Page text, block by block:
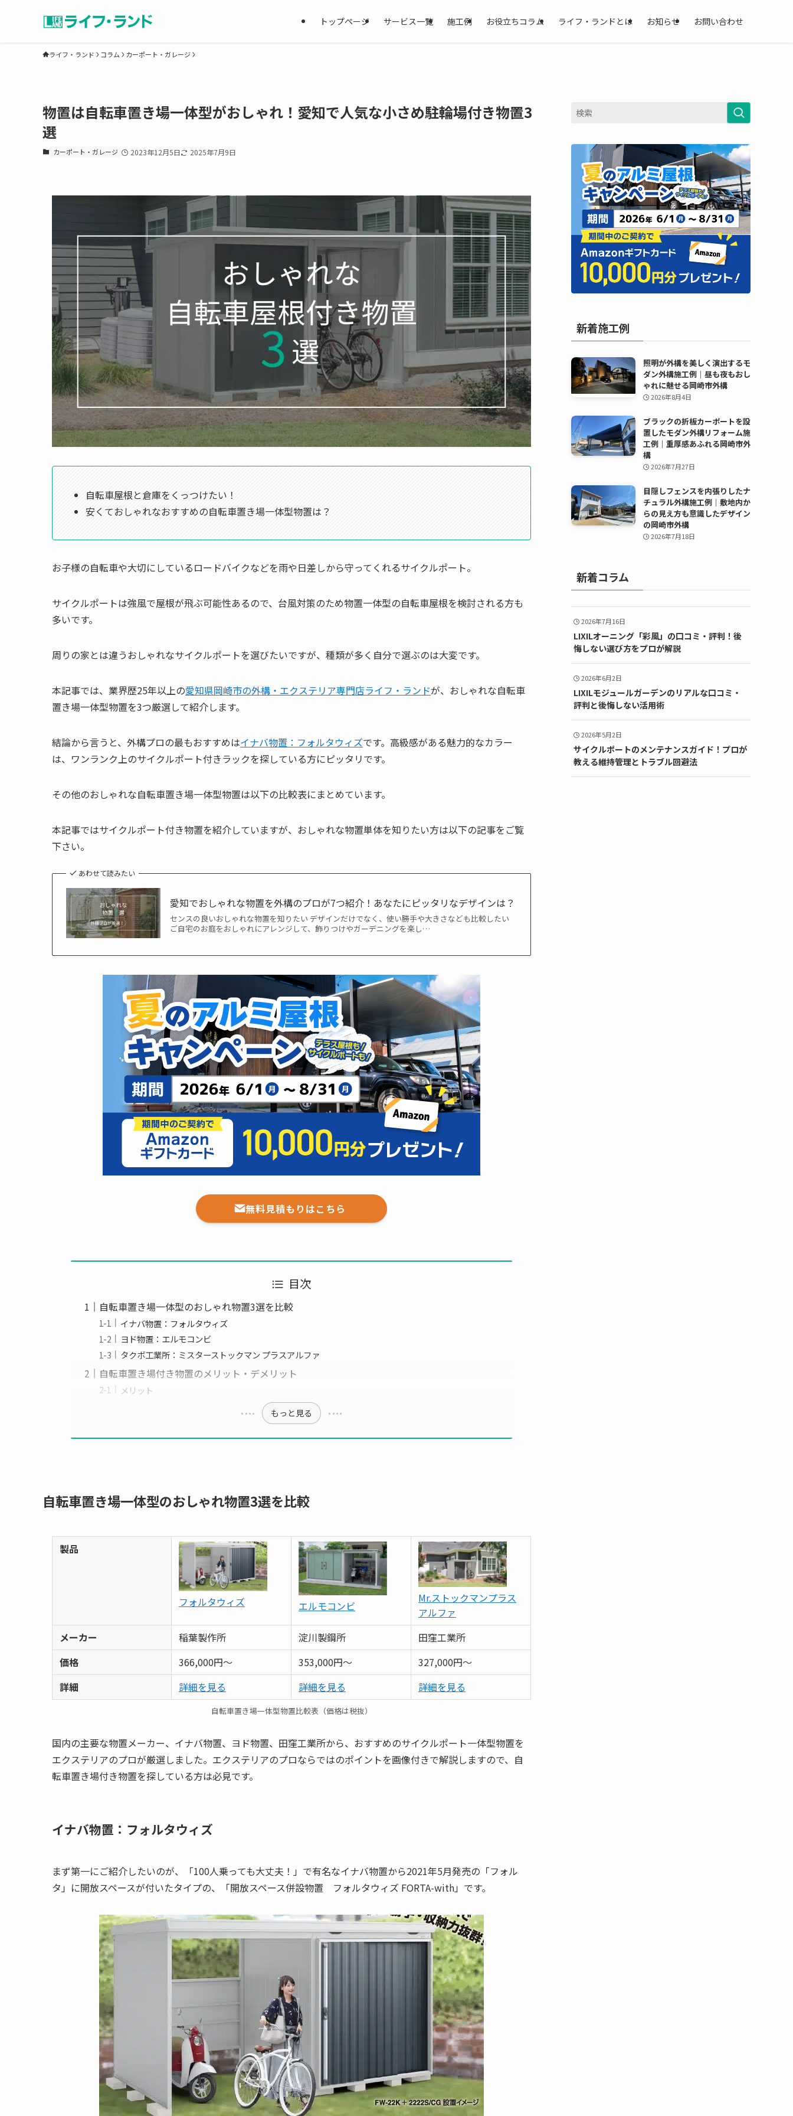
トップページ サービス一覧 施工例 お役立ちコラム ライフ・ランドとは お知らせ お問い合わせ
ライフ・ランド コラム カーポート・ガレージ
物置は自転車置き場一体型がおしゃれ！愛知で人気な小さめ駐輪場付き物置3
選
カーポート・ガレージ 2023年12月5日 2025年7月9日
自転車屋根と倉庫をくっつけたい！
安くておしゃれなおすすめの自転車置き場一体型物置は？
お子様の自転車や大切にしているロードバイクなどを雨や日差しから守ってくれるサイクルポート。
サイクルポートは強風で屋根が飛ぶ可能性あるので、台風対策のため物置一体型の自転車屋根を検討される方も
多いです。
周りの家とは違うおしゃれなサイクルポートを選びたいですが、種類が多く自分で選ぶのは大変です。
本記事では、業界歴25年以上の愛知県岡崎市の外構・エクステリア専門店ライフ・ランドが、おしゃれな自転車
置き場一体型物置を3つ厳選して紹介します。
結論から言うと、外構プロの最もおすすめはイナバ物置：フォルタウィズです。高級感がある魅力的なカラー
は、ワンランク上のサイクルポート付きラックを探している方にピッタリです。
その他のおしゃれな自転車置き場一体型物置は以下の比較表にまとめています。
本記事ではサイクルポート付き物置を紹介していますが、おしゃれな物置単体を知りたい方は以下の記事をご覧
下さい。
あわせて読みたい
愛知でおしゃれな物置を外構のプロが7つ紹介！あなたにピッタリなデザインは？
センスの良いおしゃれな物置を知りたい デザインだけでなく、使い勝手や大きさなども比較したい
ご自宅のお庭をおしゃれにアレンジして、飾りつけやガーデニングを楽し…
無料見積もりはこちら
目次
自転車置き場一体型のおしゃれ物置3選を比較
イナバ物置：フォルタウィズ
ヨド物置：エルモコンビ
タクボ工業所：ミスターストックマン プラスアルファ
自転車置き場付き物置のメリット・デメリット
メリット
もっと見る
自転車置き場一体型のおしゃれ物置3選を比較
製品
フォルタウィズ エルモコンビ
Mr.ストックマンプラス
アルファ
メーカー
稲葉製作所 淀川製鋼所
田窪工業所
価格
366,000円～ 353,000円～
327,000円～
詳細
詳細を見る 詳細を見る 詳細を見る
自転車置き場一体型物置比較表（価格は税抜）
国内の主要な物置メーカー、イナバ物置、ヨド物置、田窪工業所から、おすすめのサイクルポート一体型物置を
エクステリアのプロが厳選しました。エクステリアのプロならではのポイントを画像付きで解説しますので、自
転車置き場付き物置を探している方は必見です。
イナバ物置：フォルタウィズ
まず第一にご紹介したいのが、「100人乗っても大丈夫！」で有名なイナバ物置から2021年5月発売の「フォル
タ」に開放スペースが付いたタイプの、「開放スペース併設物置 フォルタウィズ FORTA-with」です。
新着施工例
照明が外構を美しく演出するモ
ダン外構施工例｜昼も夜もおし
ゃれに魅せる岡崎市外構
2026年8月4日
ブラックの折板カーポートを設
置したモダン外構リフォーム施
工例｜重厚感あふれる岡崎市外
構
2026年7月27日
目隠しフェンスを内張りしたナ
チュラル外構施工例｜敷地内か
らの見え方も意識したデザイン
の岡崎市外構
2026年7月18日
新着コラム
2026年7月16日
LIXILオーニング「彩風」の口コミ・評判！後
悔しない選び方をプロが解説
2026年6月2日
LIXILモジュールガーデンのリアルな口コミ・
評判と後悔しない活用術
2026年5月2日
サイクルポートのメンテナンスガイド！プロが
教える維持管理とトラブル回避法